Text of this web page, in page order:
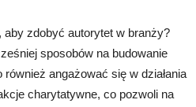
zdobyć autorytet w branży?
sposobów na budowanie
angażować się w działania
charytatywne, co pozwoli na